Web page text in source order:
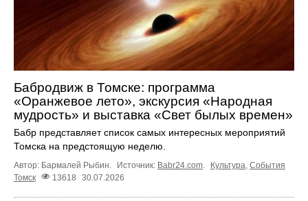
Бабродвиж в Томске: программа
«Оранжевое лето», экскурсия «Народная
мудрость» и выставка «Свет былых времен»
Бабр представляет список самых интересных мероприятий
Томска на предстоящую неделю.
Автор: Бармалей Рыбин. Источник: Babr24.com. Культура, События
Томск
13618 30.07.2026